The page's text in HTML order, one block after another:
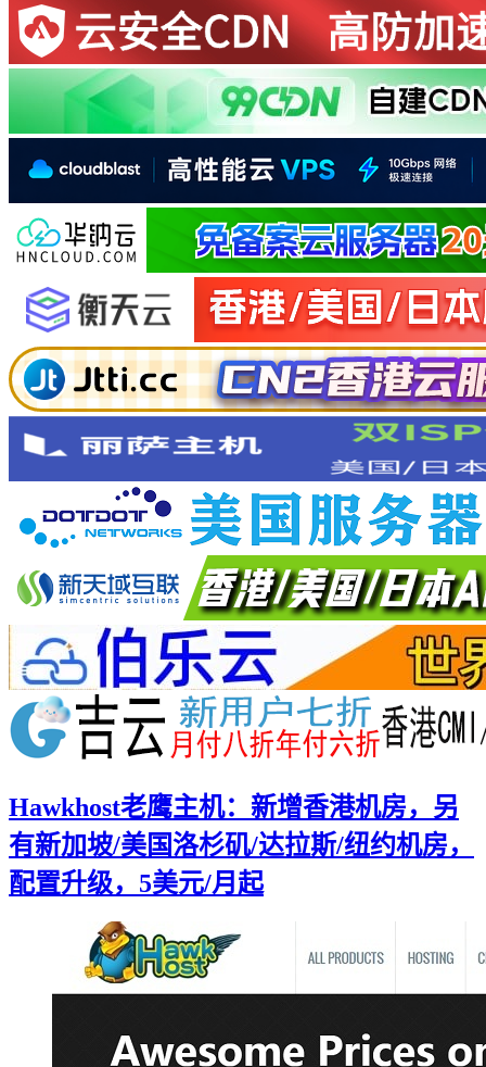
Hawkhost老鹰主机：新增香港机房，另
有新加坡/美国洛杉矶/达拉斯/纽约机房，
配置升级，5美元/月起